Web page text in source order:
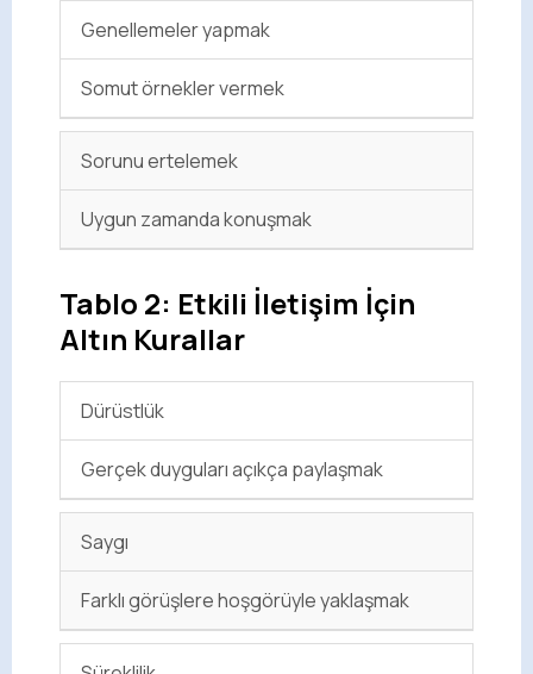
Genellemeler yapmak
Somut örnekler vermek
Sorunu ertelemek
Uygun zamanda konuşmak
Tablo 2: Etkili İletişim İçin
Altın Kurallar
Dürüstlük
Gerçek duyguları açıkça paylaşmak
Saygı
Farklı görüşlere hoşgörüyle yaklaşmak